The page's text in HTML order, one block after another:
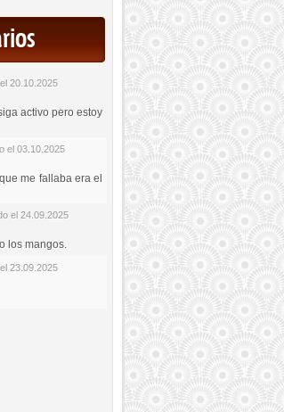
20.10.2025
activo pero estoy
el 03.10.2025
me fallaba era el
el 24.09.2025
los mangos.
23.09.2025